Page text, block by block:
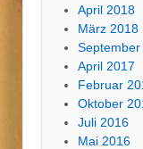
April 2018
März 2018
September
April 2017
Februar
Oktober
Juli 2016
Mai 2016